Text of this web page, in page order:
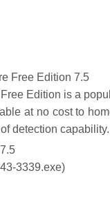
Edition is a
at no cost to
detection capability.
3339.exe)